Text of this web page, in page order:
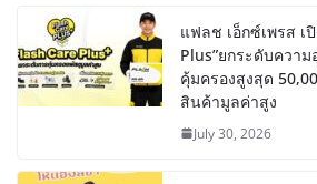
แฟลช เอ็กซ์เพรส เ
Plus”ยกระดับควา
คุ้มครองสูงสุด
สินค้ามูลค่าสูง
July 30, 2026